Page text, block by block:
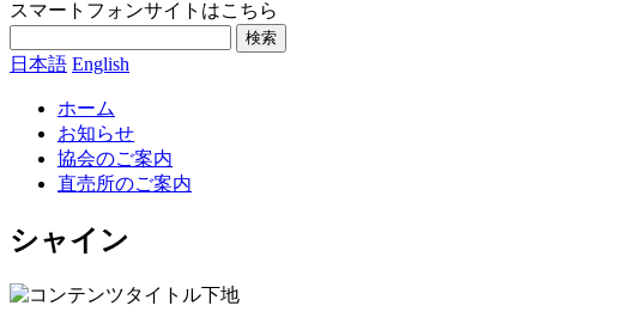
スマートフォンサイトはこちら
検索
日本語 English
ホーム
お知らせ
協会のご案内
直売所のご案内
シャイン